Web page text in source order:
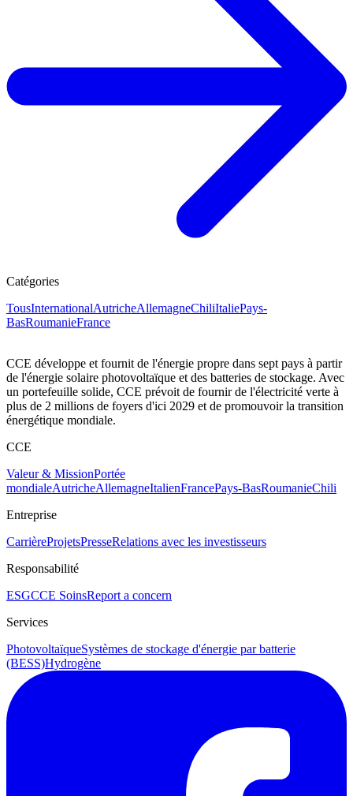
Catégories
TousInternationalAutricheAllemagneChiliItaliePays-
BasRoumanieFrance
CCE développe et fournit de l'énergie propre dans sept pays à partir
de l'énergie solaire photovoltaïque et des batteries de stockage. Avec
un portefeuille solide, CCE prévoit de fournir de l'électricité verte à
plus de 2 millions de foyers d'ici 2029 et de promouvoir la transition
énergétique mondiale.
CCE
Valeur & MissionPortée
mondialeAutricheAllemagneItalienFrancePays-BasRoumanieChili
Entreprise
CarrièreProjetsPresseRelations avec les investisseurs
Responsabilité
ESGCCE SoinsReport a concern
Services
PhotovoltaïqueSystèmes de stockage d'énergie par batterie
(BESS)Hydrogène